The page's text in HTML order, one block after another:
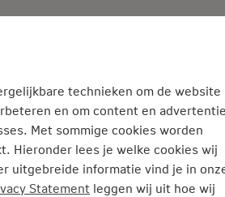
technieken om de website
en om content en
Met sommige cookies worden
Hieronder lees je welke cookies wij
uitgebreide informatie vind je in
Statement leggen wij uit hoe wij